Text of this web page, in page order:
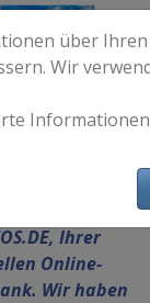
Ihrer
Online-
Wir haben
über
Wir